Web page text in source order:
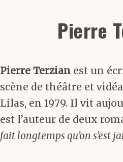
Pierre
Pierre Terzian est un
scène de théâtre et
Lilas, en 1979. Il vit
est l’auteur de deux
fait longtemps qu’on s’est